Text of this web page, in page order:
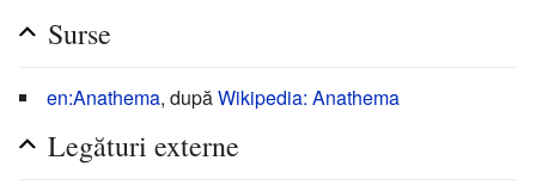
Surse
en:Anathema, dupăWikipedia: Anathema
Legături externe